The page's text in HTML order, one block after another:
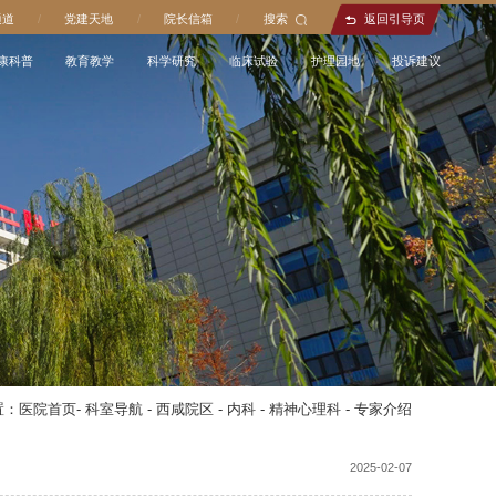
/ 党建天地 / 院长信箱 / 搜索 返回引导页
科普 教育教学 科学研究 临床试验 护理园地 投诉建议
医院首页-科室导航 -西咸院区 - 内科 -精神心理科 -专家介绍
2025-02-07